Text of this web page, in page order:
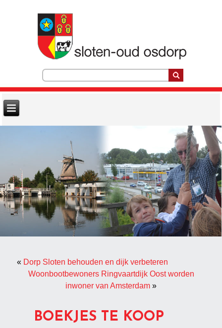
« Dorp Sloten behouden en dijk verbeteren
Woonbootbewoners Ringvaartdijk Oost worden
inwoner van Amsterdam »
BOEKJES TE KOOP